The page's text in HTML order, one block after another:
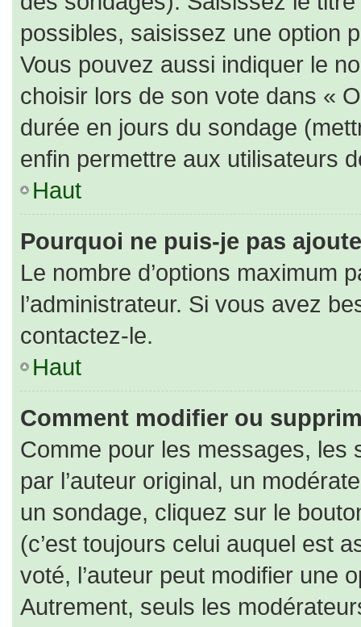
possibles, saisissez une option
Vous pouvez aussi indiquer le
choisir lors de son vote dans «
durée en jours du sondage
enfin permettre aux utilisateurs
Haut
Pourquoi ne puis-je pas
Le nombre d’options maximum
l’administrateur. Si vous avez
contactez-le.
Haut
Comment modifier ou
Comme pour les messages, les
par l’auteur original, un
un sondage, cliquez sur le
(c’est toujours celui auquel est
voté, l’auteur peut modifier une
Autrement, seuls les